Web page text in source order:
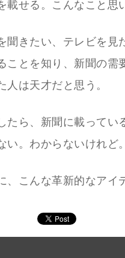
載せる。こんなこと思
聞きたい、テレビを見
ことを知り、新聞の需
人は天才だと思う。
たら、新聞に載って
い。わからないけれど。
、こんな革新的なアイ